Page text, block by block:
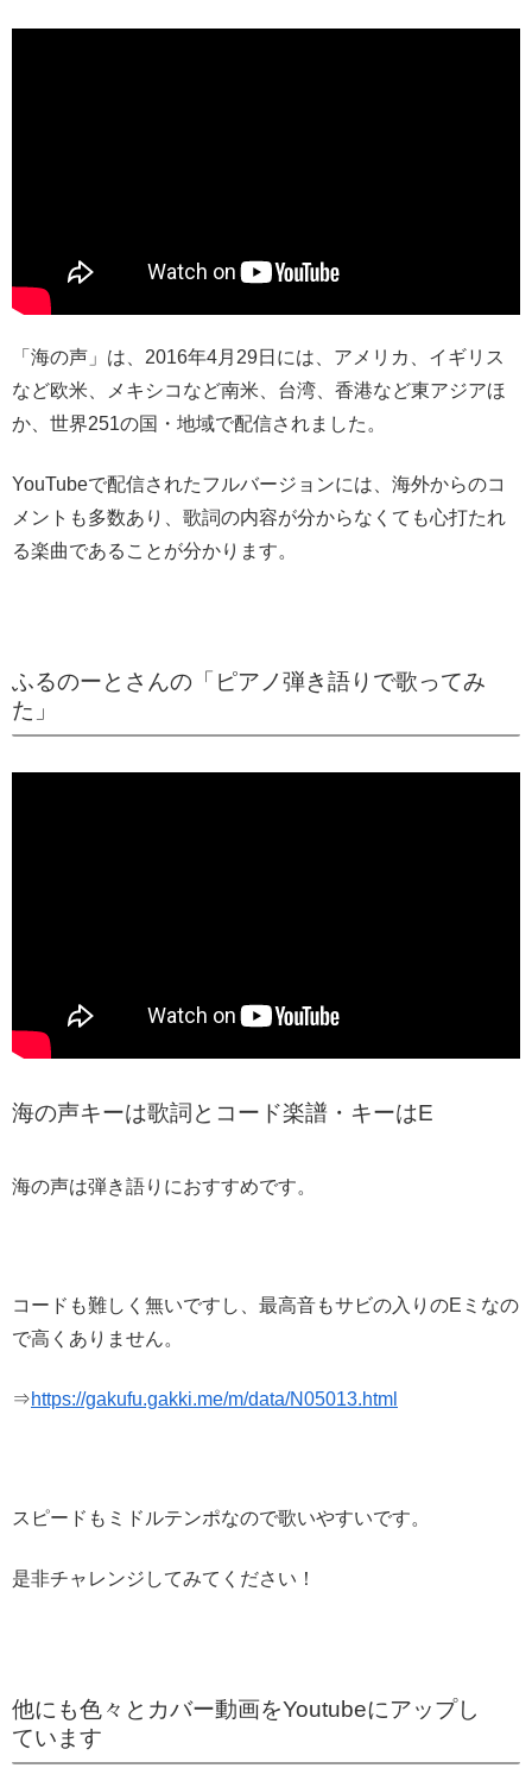
「海の声」は、2016年4月29日には、アメリカ、イギリス
など欧米、メキシコなど南米、台湾、香港など東アジアほ
か、世界251の国・地域で配信されました。
YouTubeで配信されたフルバージョンには、海外からのコ
メントも多数あり、歌詞の内容が分からなくても心打たれ
る楽曲であることが分かります。
ふるのーとさんの「ピアノ弾き語りで歌ってみ
た」
海の声キーは歌詞とコード楽譜・キーはE
海の声は弾き語りにおすすめです。
コードも難しく無いですし、最高音もサビの入りのEミなの
で高くありません。
⇒https://gakufu.gakki.me/m/data/N05013.html
スピードもミドルテンポなので歌いやすいです。
是非チャレンジしてみてください！
他にも色々とカバー動画をYoutubeにアップし
ています